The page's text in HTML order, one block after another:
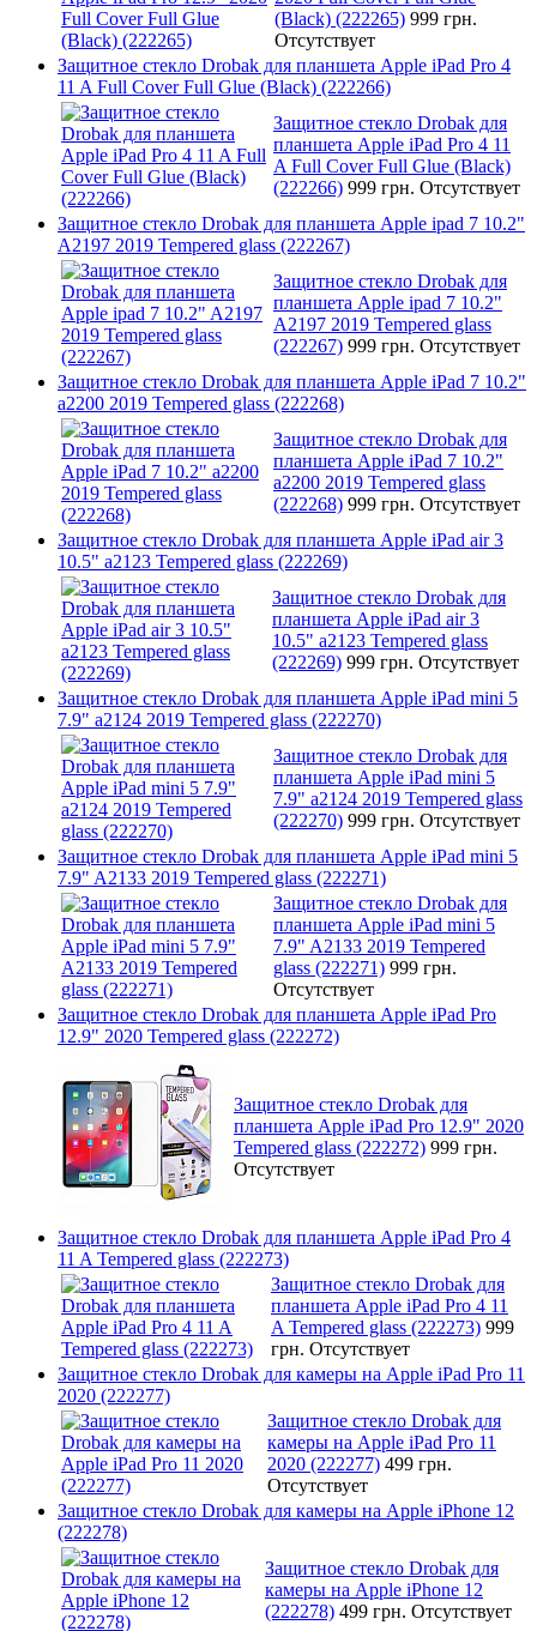
(Black) (222265) 999 грн.
Отсутствует
Защитное стекло Drobak для планшета Apple iPad Pro 4
11 A Full Cover Full Glue (Black) (222266)
Защитное стекло Drobak для
планшета Apple iPad Pro 4 11
A Full Cover Full Glue (Black)
(222266) 999 грн. Отсутствует
Защитное стекло Drobak для планшета Apple ipad 7 10.2"
A2197 2019 Tempered glass (222267)
Защитное стекло Drobak для
планшета Apple ipad 7 10.2"
A2197 2019 Tempered glass
(222267) 999 грн. Отсутствует
Защитное стекло Drobak для планшета Apple iPad 7 10.2"
a2200 2019 Tempered glass (222268)
Защитное стекло Drobak для
планшета Apple iPad 7 10.2"
a2200 2019 Tempered glass
(222268) 999 грн. Отсутствует
Защитное стекло Drobak для планшета Apple iPad air 3
10.5" a2123 Tempered glass (222269)
Защитное стекло Drobak для
планшета Apple iPad air 3
10.5" a2123 Tempered glass
(222269) 999 грн. Отсутствует
Защитное стекло Drobak для планшета Apple iPad mini 5
7.9" a2124 2019 Tempered glass (222270)
Защитное стекло Drobak для
планшета Apple iPad mini 5
7.9" a2124 2019 Tempered glass
(222270) 999 грн. Отсутствует
Защитное стекло Drobak для планшета Apple iPad mini 5
7.9" A2133 2019 Tempered glass (222271)
Защитное стекло Drobak для
планшета Apple iPad mini 5
7.9" A2133 2019 Tempered
glass (222271) 999 грн.
Отсутствует
Защитное стекло Drobak для планшета Apple iPad Pro
12.9" 2020 Tempered glass (222272)
Защитное стекло Drobak для
планшета Apple iPad Pro 12.9" 2020
Tempered glass (222272) 999 грн.
Отсутствует
Защитное стекло Drobak для планшета Apple iPad Pro 4
11 A Tempered glass (222273)
Защитное стекло Drobak для
планшета Apple iPad Pro 4 11
A Tempered glass (222273) 999
грн. Отсутствует
Защитное стекло Drobak для камеры на Apple iPad Pro 11
2020 (222277)
Защитное стекло Drobak для
камеры на Apple iPad Pro 11
2020 (222277) 499 грн.
Отсутствует
Защитное стекло Drobak для камеры на Apple iPhone 12
(222278)
Защитное стекло Drobak для
камеры на Apple iPhone 12
(222278) 499 грн. Отсутствует